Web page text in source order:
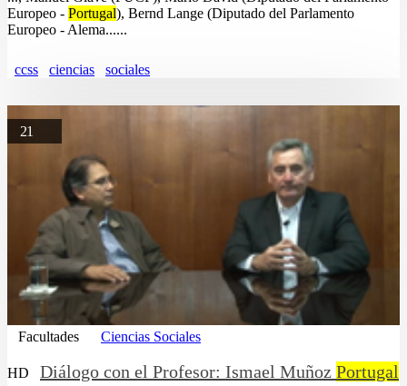
Europeo - Portugal), Bernd Lange (Diputado del Parlamento
Europeo - Alema......
ccss ciencias sociales
21
Facultades Ciencias Sociales
HD Diálogo con el Profesor: Ismael Muñoz Portugal